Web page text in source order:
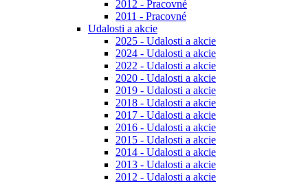
2012 - Pracovné
2011 - Pracovné
Udalosti a akcie
2025 - Udalosti a akcie
2024 - Udalosti a akcie
2022 - Udalosti a akcie
2020 - Udalosti a akcie
2019 - Udalosti a akcie
2018 - Udalosti a akcie
2017 - Udalosti a akcie
2016 - Udalosti a akcie
2015 - Udalosti a akcie
2014 - Udalosti a akcie
2013 - Udalosti a akcie
2012 - Udalosti a akcie